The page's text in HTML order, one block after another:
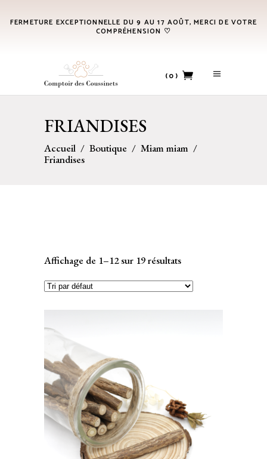
FERMETURE EXCEPTIONNELLE DU 9 AU 17 AOÛT, MERCI DE VOTRE
COMPRÉHENSION ♡
(0)
No products in the cart.
FRIANDISES
Accueil / Boutique / Miam miam /
Friandises
Affichage de 1–12 sur 19 résultats